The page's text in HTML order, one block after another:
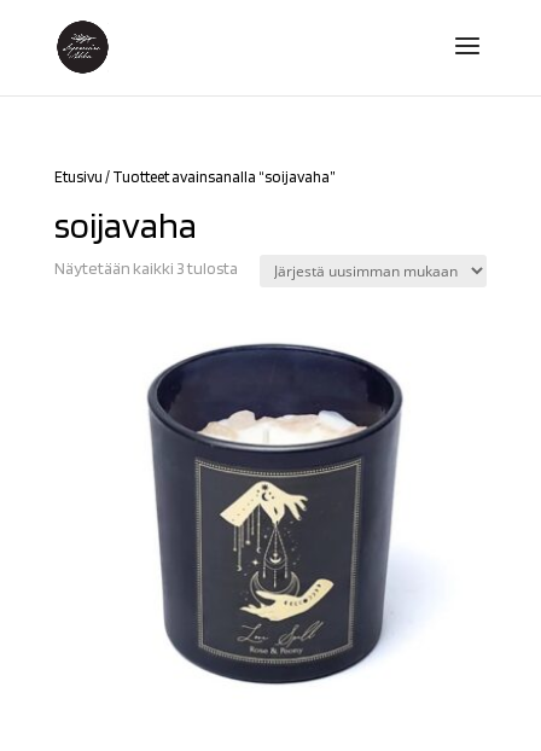
Etusivu / Tuotteet avainsanalla “soijavaha”
soijavaha
Näytetään kaikki 3 tulostaSorted